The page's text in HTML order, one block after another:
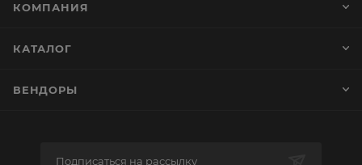
КОМПАНИЯ
КАТАЛОГ
ВЕНДОРЫ
Подписаться на рассылку